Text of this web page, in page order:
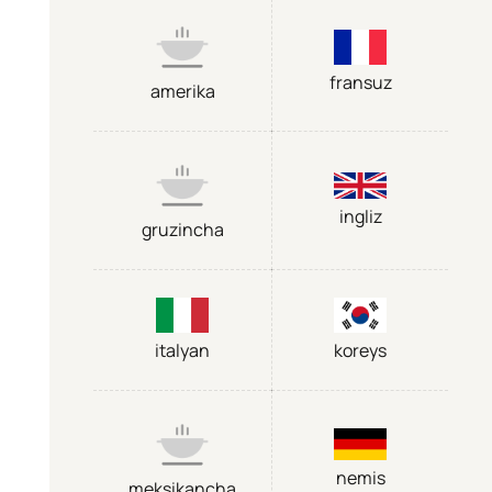
amerika fransuz
gruzincha
ingliz
italyan koreys
nemis